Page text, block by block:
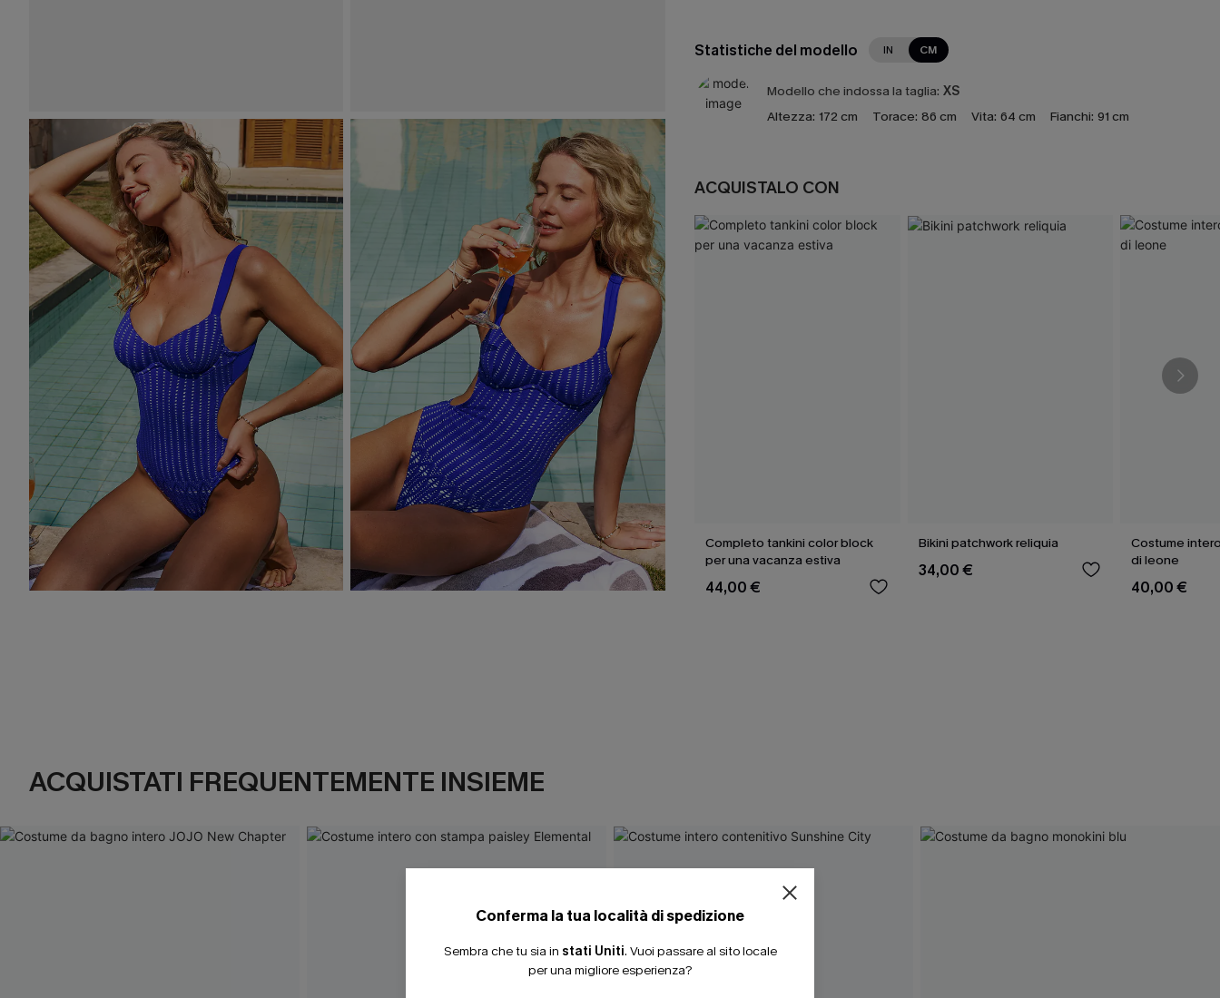
Statistiche del modello IN CM
Modello che indossa la taglia: XS
Altezza: 172 cm Torace: 86 cm Vita: 64 cm Fianchi: 91 cm
ACQUISTALO CON
Completo tankini color block
per una vacanza estiva
44,00 €
Bikini patchwork reliquia
34,00 €
Costume
di leone
40,00 €
ACQUISTATI FREQUENTEMENTE INSIEME
Conferma la tua località di spedizione
Sembra che tu sia in stati Uniti. Vuoi passare al sito locale
per una migliore esperienza?
20% DI SCONTO SU 2 O PIÙ ARTICOLI